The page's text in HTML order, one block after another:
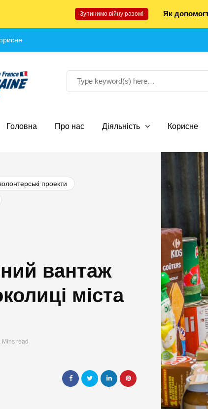
Зупинимо війну разом! Як
Головна Про нас Діяльність Корисне
проекти
вантаж
міста
Mins read